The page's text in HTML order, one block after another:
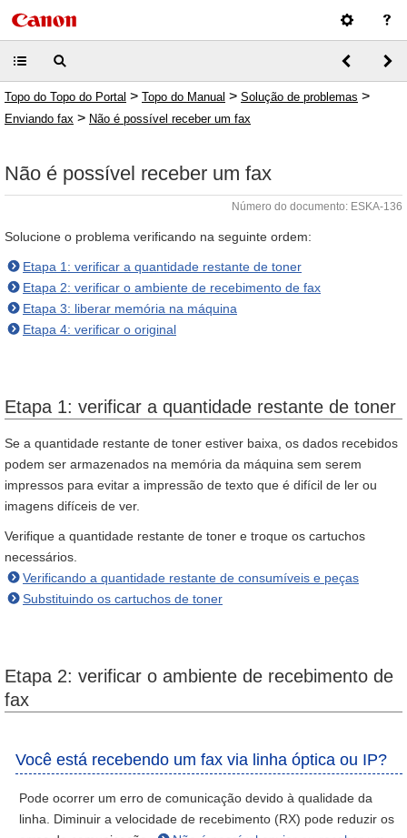
Topo do Topo do Portal > Topo do Manual > Solução de problemas >
Enviando fax > Não é possível receber um fax
Não é possível receber um fax
Número do documento: ESKA-136
Solucione o problema verificando na seguinte ordem:
Etapa 1: verificar a quantidade restante de toner
Etapa 2: verificar o ambiente de recebimento de fax
Etapa 3: liberar memória na máquina
Etapa 4: verificar o original
Etapa 1: verificar a quantidade restante de toner
Se a quantidade restante de toner estiver baixa, os dados recebidos
podem ser armazenados na memória da máquina sem serem
impressos para evitar a impressão de texto que é difícil de ler ou
imagens difíceis de ver.
Verifique a quantidade restante de toner e troque os cartuchos
necessários.
Verificando a quantidade restante de consumíveis e peças
Substituindo os cartuchos de toner
Etapa 2: verificar o ambiente de recebimento de
fax
Você está recebendo um fax via linha óptica ou IP?
Pode ocorrer um erro de comunicação devido à qualidade da
linha. Diminuir a velocidade de recebimento (RX) pode reduzir os